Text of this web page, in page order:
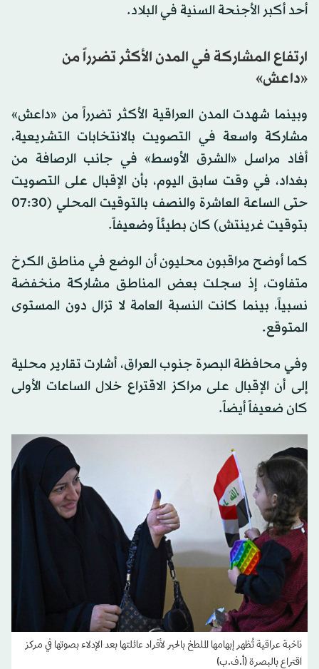
أحد أكبر الأجنحة السنية في البلاد.
ارتفاع المشاركة في المدن الأكثر تضرراً من
«داعش»
وبينما شهدت المدن العراقية الأكثر تضرراً من «داعش»
مشاركة واسعة في التصويت بالانتخابات التشريعية،
أفاد مراسل «الشرق الأوسط» في جانب الرصافة من
بغداد، في وقت سابق اليوم، بأن الإقبال على التصويت
حتى الساعة العاشرة والنصف بالتوقيت المحلي (07:30
بتوقيت غرينتش) كان بطيئاً وضعيفاً.
كما أوضح مراقبون محليون أن الوضع في مناطق الكرخ
متفاوت، إذ سجلت بعض المناطق مشاركة منخفضة
نسبياً، بينما كانت النسبة العامة لا تزال دون المستوى
المتوقع.
وفي محافظة البصرة جنوب العراق، أشارت تقارير محلية
إلى أن الإقبال على مراكز الاقتراع خلال الساعات الأولى
كان ضعيفاً أيضاً.
ناخبة عراقية تُظهر إبهامها الملطخ بالحبر لأفراد عائلتها بعد الإدلاء بصوتها في مركز
اقتراع بالبصرة (أ.ف.ب)